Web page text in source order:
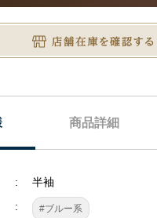
商品詳細
半袖
#ブルー系